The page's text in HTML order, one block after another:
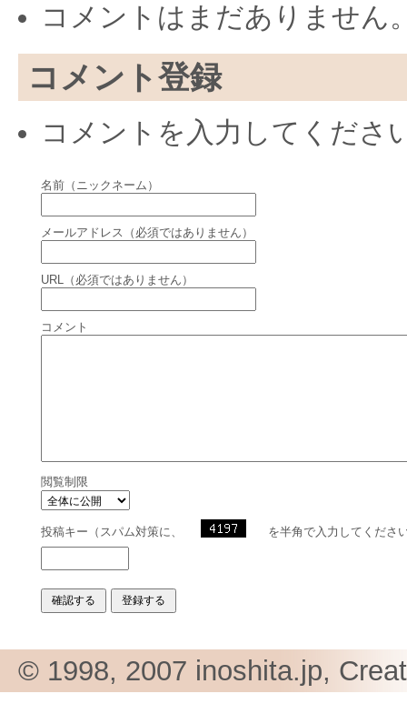
コメントはまだありません
コメント登録
コメントを入力してくださ
名前（ニックネーム）
メールアドレス（必須ではありません）
URL（必須ではありません）
コメント
閲覧制限
投稿キー（スパム対策に、 を半角で入力してくださ
© 1998, 2007 inoshita.jp,